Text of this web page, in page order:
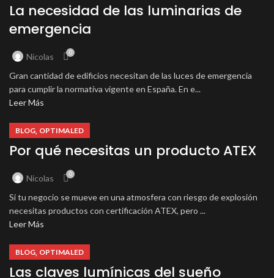
La necesidad de las luminarias de
emergencia
Nicolas 0
Gran cantidad de edificios necesitan de las luces de emergencia
para cumplir la normativa vigente en España. En e...
Leer Más
BLOG, OPTIMALED
Por qué necesitas un producto ATEX
Nicolas 0
Si tu negocio se mueve en una atmosfera con riesgo de explosión
necesitas productos con certificación ATEX, pero ...
Leer Más
BLOG, OPTIMALED
Las claves lumínicas del sueño